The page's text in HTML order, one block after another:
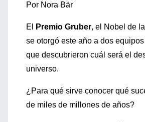
Por Nora Bär
El Premio Gruber, el Nobel de
se otorgó este año a dos
que descubrieron cuál será el
universo.
¿Para qué sirve conocer qué
de miles de millones de años?